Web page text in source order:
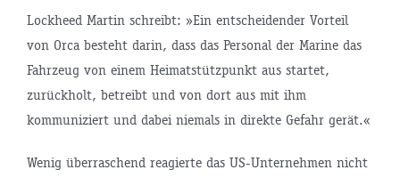
Lockheed Martin schreibt: »Ein entscheidender Vorteil
von Orca besteht darin, dass das Personal der Marine das
Fahrzeug von einem Heimatstützpunkt aus startet,
zurückholt, betreibt und von dort aus mit ihm
kommuniziert und dabei niemals in direkte Gefahr gerät.«
Wenig überraschend reagierte das US-Unternehmen nicht